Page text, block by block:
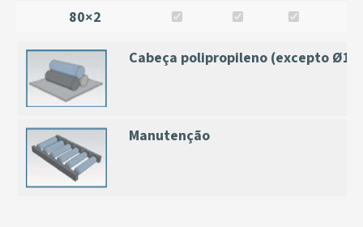
80×2
Cabeça polipropileno (excepto
Manutenção